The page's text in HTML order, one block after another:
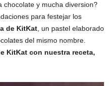
chocolate y mucha diversion?
para festejar los
de KitKat , un pastel elaborado
del mismo nombre.
KitKat con nuestra receta,